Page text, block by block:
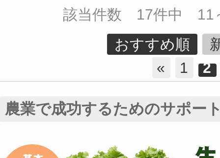
該当件数 17件中 11
おすすめ順
«
1 2
農業で成功するためのサポー